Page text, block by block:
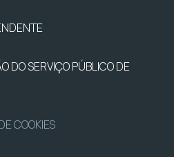
DO SERVIÇO PÚBLICO DE
COOKIES